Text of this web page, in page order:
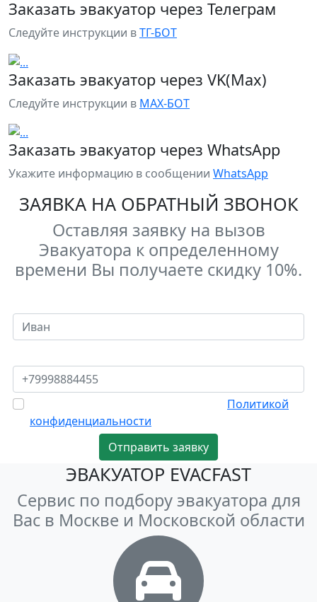
Заказать эвакуатор через Телеграм
Следуйте инструкции вТГ-БОТ
Заказать эвакуатор через VK(Max)
Следуйте инструкции в MAX-БОТ
Заказать эвакуатор через WhatsApp
Укажите информацию в сообщении WhatsApp
ЗАЯВКА НА ОБРАТНЫЙ ЗВОНОК
Оставляя заявку на вызов
Эвакуатора к определенному
времени Вы получаете скидку 10%.
Политикой
конфиденциальности
Отправить заявку
ЭВАКУАТОР EVACFAST
Сервис по подбору эвакуатора для
Вас в Москве и Московской области